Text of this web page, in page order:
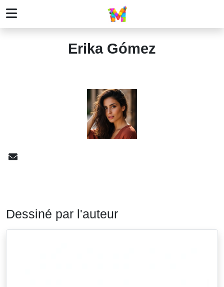
Erika Gómez
Dessiné par l'auteur